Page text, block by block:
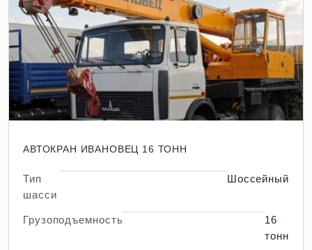
АВТОКРАН ИВАНОВЕЦ 16 ТОНН
Тип
шасси
Шоссейный
Грузоподъемность
16
тонн